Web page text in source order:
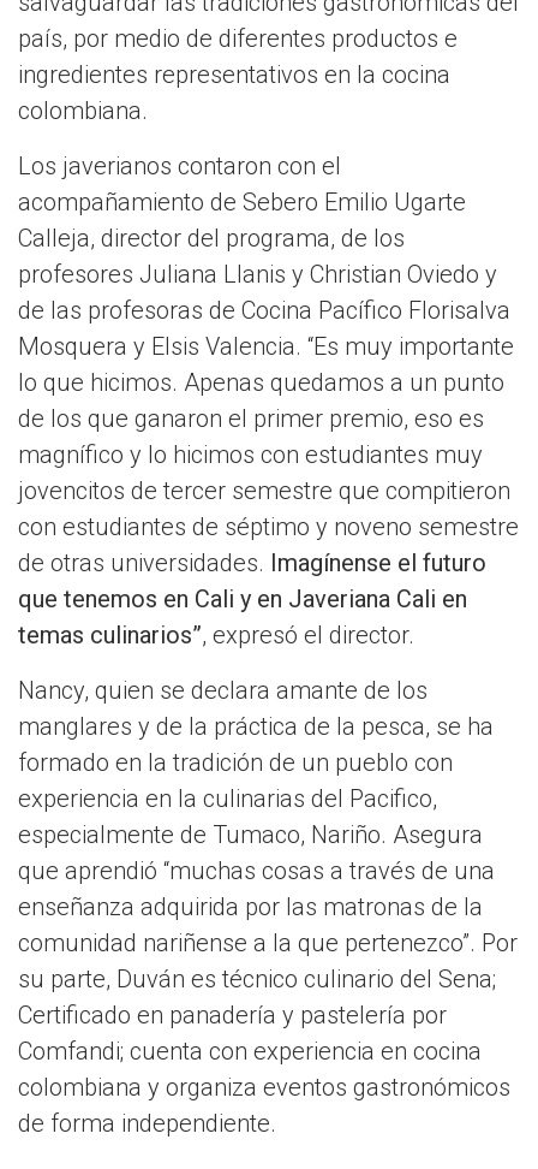
país, por medio de diferentes productos e
ingredientes representativos en la cocina
colombiana.
Los javerianos contaron con el
acompañamiento de Sebero Emilio Ugarte
Calleja, director del programa, de los
profesores Juliana Llanis y Christian Oviedo y
de las profesoras de Cocina Pacífico Florisalva
Mosquera y Elsis Valencia. “Es muy importante
lo que hicimos. Apenas quedamos a un punto
de los que ganaron el primer premio, eso es
magnífico y lo hicimos con estudiantes muy
jovencitos de tercer semestre que compitieron
con estudiantes de séptimo y noveno semestre
de otras universidades. Imagínense el futuro
que tenemos en Cali y en Javeriana Cali en
temas culinarios”, expresó el director.
Nancy, quien se declara amante de los
manglares y de la práctica de la pesca, se ha
formado en la tradición de un pueblo con
experiencia en la culinarias del Pacifico,
especialmente de Tumaco, Nariño. Asegura
que aprendió “muchas cosas a través de una
enseñanza adquirida por las matronas de la
comunidad nariñense a la que pertenezco”. Por
su parte, Duván es técnico culinario del Sena;
Certificado en panadería y pastelería por
Comfandi; cuenta con experiencia en cocina
colombiana y organiza eventos gastronómicos
de forma independiente.